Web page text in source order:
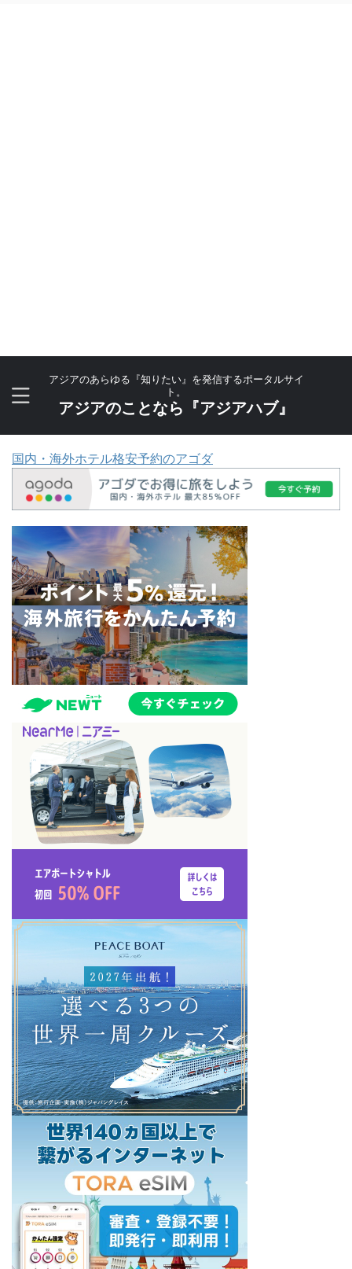
アジアのあらゆる『知りたい』を発信するポータルサイ
ト。
アジアのことなら『アジアハブ』
国内・海外ホテル格安予約のアゴダ